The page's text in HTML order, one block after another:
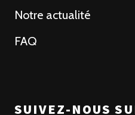
Notre actualité
FAQ
SUIVEZ-NOUS